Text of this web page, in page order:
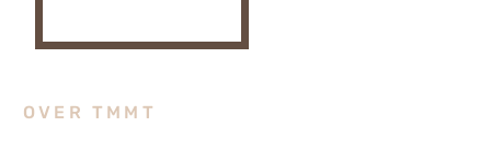
OVER TMMT